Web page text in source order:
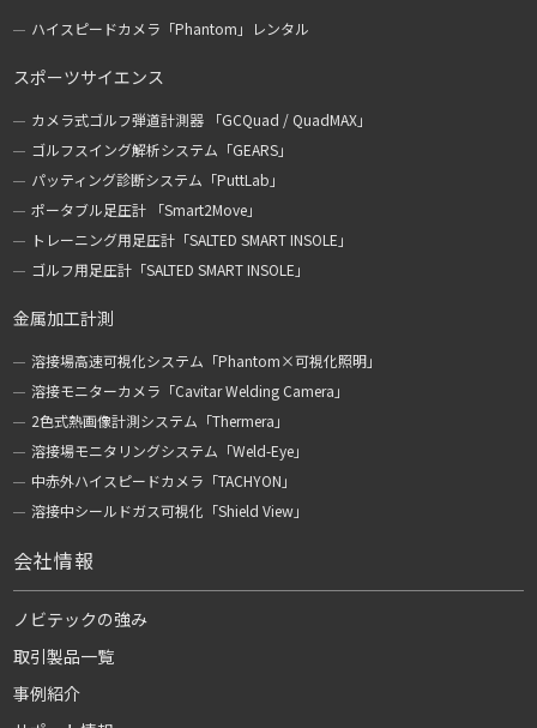
ハイスピードカメラ「Phantom」レンタル
スポーツサイエンス
カメラ式ゴルフ弾道計測器 「GCQuad / QuadMAX」
ゴルフスイング解析システム「GEARS」
パッティング診断システム「PuttLab」
ポータブル足圧計 「Smart2Move」
トレーニング用足圧計「SALTED SMART INSOLE」
ゴルフ用足圧計「SALTED SMART INSOLE」
金属加工計測
溶接場高速可視化システム「Phantom×可視化照明」
溶接モニターカメラ「Cavitar Welding Camera」
2色式熱画像計測システム「Thermera」
溶接場モニタリングシステム「Weld-Eye」
中赤外ハイスピードカメラ「TACHYON」
溶接中シールドガス可視化「Shield View」
会社情報
ノビテックの強み
取引製品一覧
事例紹介